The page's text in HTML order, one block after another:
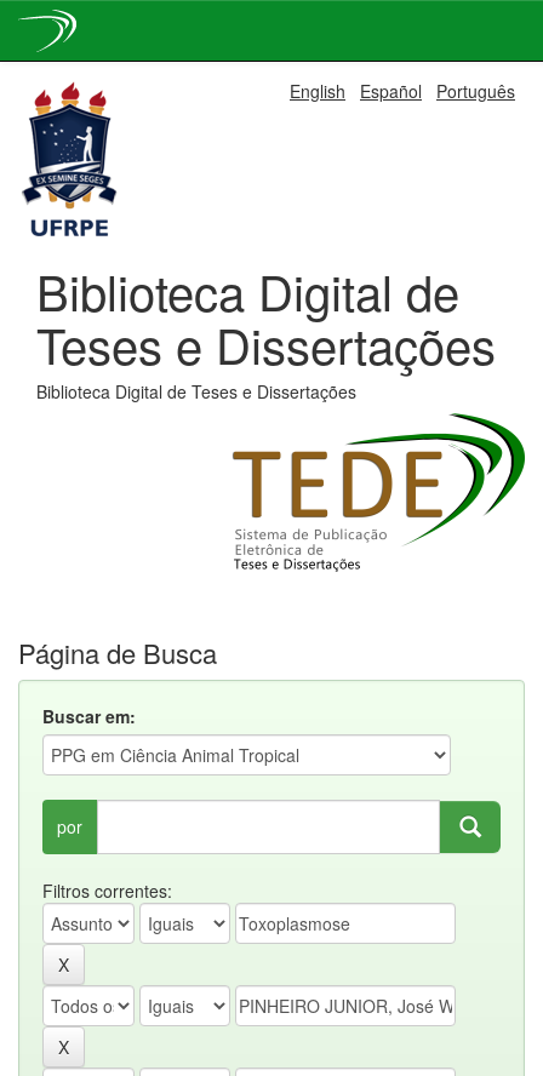
navigation
English Español Português
Biblioteca Digital de
Teses e Dissertações
Biblioteca Digital de Teses e Dissertações
Página de Busca
Buscar em:
por
Filtros correntes: